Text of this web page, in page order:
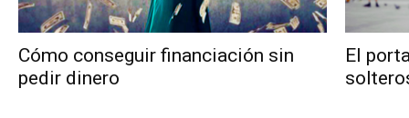
Cómo conseguir financiación sin
pedir dinero
El